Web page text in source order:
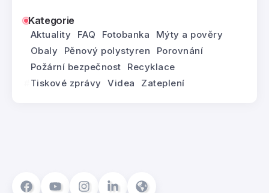
Kategorie
Aktuality FAQ Fotobanka
Mýty a pověry
Obaly
Pěnový polystyren
Porovnání
Požární bezpečnost
Recyklace
Tiskové zprávy
Videa Zateplení